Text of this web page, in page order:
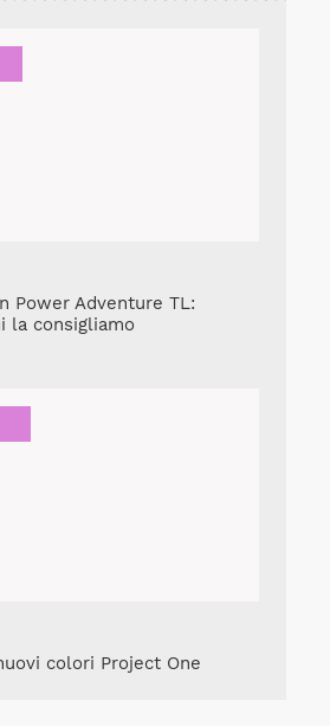
Power Adventure TL:
la consigliamo
colori Project One